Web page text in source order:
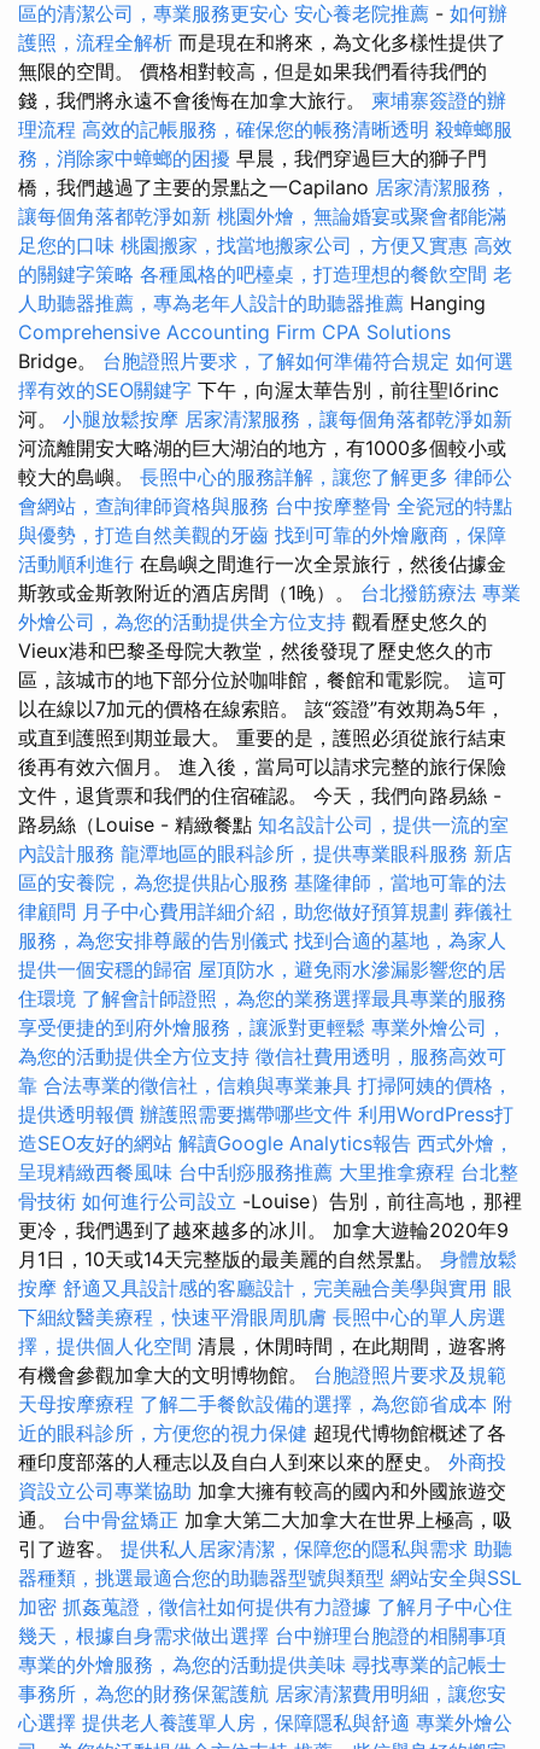
區的清潔公司，專業服務更安心 安心養老院推薦 - 如何辦
護照，流程全解析 而是現在和將來，為文化多樣性提供了
無限的空間。 價格相對較高，但是如果我們看待我們的
錢，我們將永遠不會後悔在加拿大旅行。 柬埔寨簽證的辦
理流程 高效的記帳服務，確保您的帳務清晰透明 殺蟑螂服
務，消除家中蟑螂的困擾 早晨，我們穿過巨大的獅子門
橋，我們越過了主要的景點之一Capilano 居家清潔服務，
讓每個角落都乾淨如新 桃園外燴，無論婚宴或聚會都能滿
足您的口味 桃園搬家，找當地搬家公司，方便又實惠 高效
的關鍵字策略 各種風格的吧檯桌，打造理想的餐飲空間 老
人助聽器推薦，專為老年人設計的助聽器推薦 Hanging
Comprehensive Accounting Firm CPA Solutions
Bridge。 台胞證照片要求，了解如何準備符合規定 如何選
擇有效的SEO關鍵字 下午，向渥太華告別，前往聖lőrinc
河。 小腿放鬆按摩 居家清潔服務，讓每個角落都乾淨如新
河流離開安大略湖的巨大湖泊的地方，有1000多個較小或
較大的島嶼。 長照中心的服務詳解，讓您了解更多 律師公
會網站，查詢律師資格與服務 台中按摩整骨 全瓷冠的特點
與優勢，打造自然美觀的牙齒 找到可靠的外燴廠商，保障
活動順利進行 在島嶼之間進行一次全景旅行，然後佔據金
斯敦或金斯敦附近的酒店房間（1晚）。 台北撥筋療法 專業
外燴公司，為您的活動提供全方位支持 觀看歷史悠久的
Vieux港和巴黎圣母院大教堂，然後發現了歷史悠久的市
區，該城市的地下部分位於咖啡館，餐館和電影院。 這可
以在線以7加元的價格在線索賠。 該“簽證”有效期為5年，
或直到護照到期並最大。 重要的是，護照必須從旅行結束
後再有效六個月。 進入後，當局可以請求完整的旅行保險
文件，退貨票和我們的住宿確認。 今天，我們向路易絲 -
路易絲（Louise - 精緻餐點 知名設計公司，提供一流的室
內設計服務 龍潭地區的眼科診所，提供專業眼科服務 新店
區的安養院，為您提供貼心服務 基隆律師，當地可靠的法
律顧問 月子中心費用詳細介紹，助您做好預算規劃 葬儀社
服務，為您安排尊嚴的告別儀式 找到合適的墓地，為家人
提供一個安穩的歸宿 屋頂防水，避免雨水滲漏影響您的居
住環境 了解會計師證照，為您的業務選擇最具專業的服務
享受便捷的到府外燴服務，讓派對更輕鬆 專業外燴公司，
為您的活動提供全方位支持 徵信社費用透明，服務高效可
靠 合法專業的徵信社，信賴與專業兼具 打掃阿姨的價格，
提供透明報價 辦護照需要攜帶哪些文件 利用WordPress打
造SEO友好的網站 解讀Google Analytics報告 西式外燴，
呈現精緻西餐風味 台中刮痧服務推薦 大里推拿療程 台北整
骨技術 如何進行公司設立 -Louise）告別，前往高地，那裡
更冷，我們遇到了越來越多的冰川。 加拿大遊輪2020年9
月1日，10天或14天完整版的最美麗的自然景點。 身體放鬆
按摩 舒適又具設計感的客廳設計，完美融合美學與實用 眼
下細紋醫美療程，快速平滑眼周肌膚 長照中心的單人房選
擇，提供個人化空間 清晨，休閒時間，在此期間，遊客將
有機會參觀加拿大的文明博物館。 台胞證照片要求及規範
天母按摩療程 了解二手餐飲設備的選擇，為您節省成本 附
近的眼科診所，方便您的視力保健 超現代博物館概述了各
種印度部落的人種志以及自白人到來以來的歷史。 外商投
資設立公司專業協助 加拿大擁有較高的國內和外國旅遊交
通。 台中骨盆矯正 加拿大第二大加拿大在世界上極高，吸
引了遊客。 提供私人居家清潔，保障您的隱私與需求 助聽
器種類，挑選最適合您的助聽器型號與類型 網站安全與SSL
加密 抓姦蒐證，徵信社如何提供有力證據 了解月子中心住
幾天，根據自身需求做出選擇 台中辦理台胞證的相關事項
專業的外燴服務，為您的活動提供美味 尋找專業的記帳士
事務所，為您的財務保駕護航 居家清潔費用明細，讓您安
心選擇 提供老人養護單人房，保障隱私與舒適 專業外燴公